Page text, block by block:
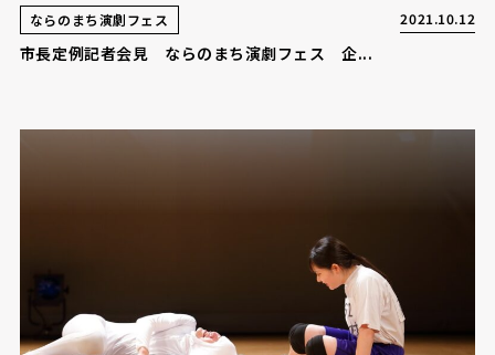
ならのまち演劇フェス 2021.10.12
市長定例記者会見 ならのまち演劇フェス 企...